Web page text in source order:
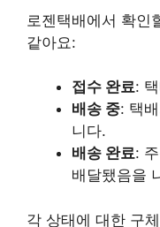
로젠택배에서 확인
같아요:
접수 완료:
배송 중: 택
니다.
배송 완료:
배달됐음을
각 상태에 대한 구